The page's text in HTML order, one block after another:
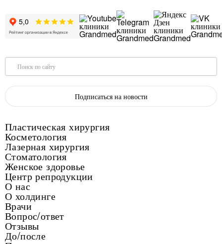
Поиск по сайту
Подписаться на новости
Пластическая хирургия
Косметология
Лазерная хирургия
Стоматология
Женское здоровье
Центр репродукции
О нас
О холдинге
Врачи
Вопрос/ответ
Отзывы
До/после